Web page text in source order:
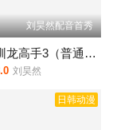
刘昊然配音首秀
驯龙高手3（普通话）
刘昊然
日韩动漫